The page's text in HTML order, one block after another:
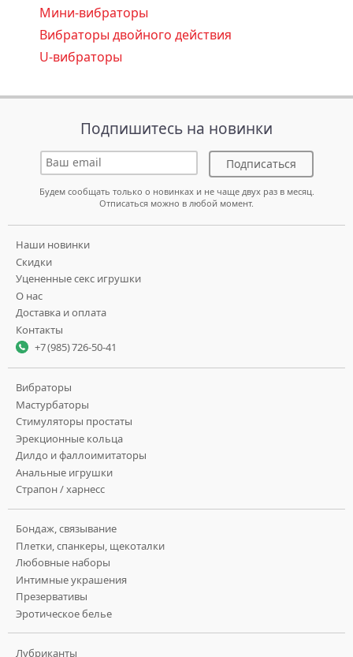
Мини-вибраторы
Вибраторы двойного действия
U-вибраторы
Подпишитесь на новинки
Подписаться
Будем сообщать только о новинках и не чаще двух раз в месяц.
Отписаться можно в любой момент.
Наши новинки
Скидки
Уцененные секс игрушки
О нас
Доставка и оплата
Контакты
+7 (985) 726-50-41
Вибраторы
Мастурбаторы
Стимуляторы простаты
Эрекционные кольца
Дилдо и фаллоимитаторы
Анальные игрушки
Страпон / харнесс
Бондаж, связывание
Плетки, спанкеры, щекоталки
Любовные наборы
Интимные украшения
Презервативы
Эротическое белье
Лубриканты